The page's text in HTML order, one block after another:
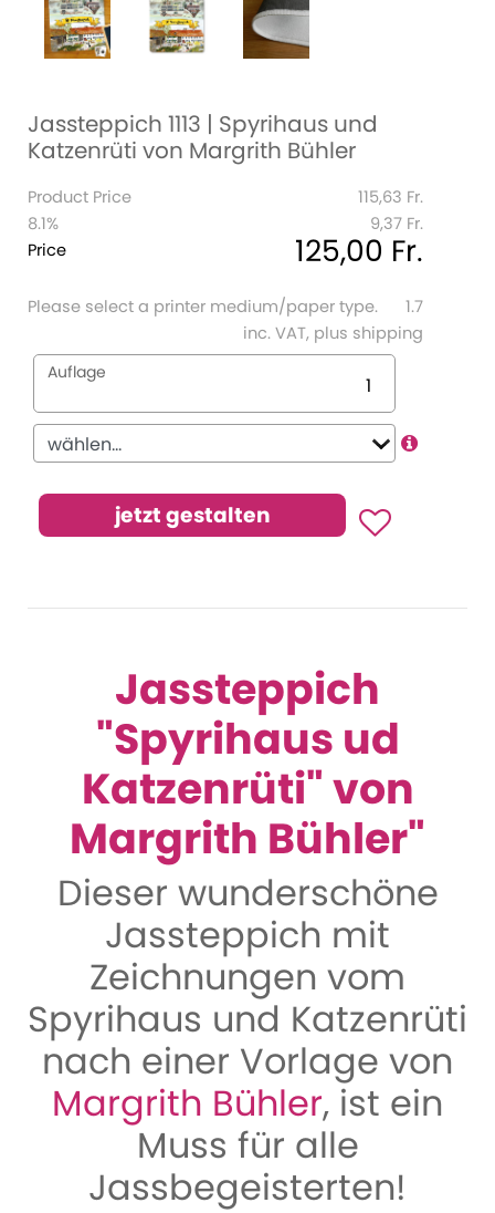
Jassteppich 1113 | Spyrihaus und
Katzenrüti von Margrith Bühler
Product Price
115,63 Fr.
8.1%
9,37 Fr.
Price
125,00 Fr.
Please select a printer medium/paper type.
1.7
inc. VAT, plus shipping
Auflage
Jassteppich
"Spyrihaus ud
Katzenrüti" von
Margrith Bühler"
Dieser wunderschöne
Jassteppich mit
Zeichnungen vom
Spyrihaus und Katzenrüti
nach einer Vorlage von
Margrith Bühler, ist ein
Muss für alle
Jassbegeisterten!